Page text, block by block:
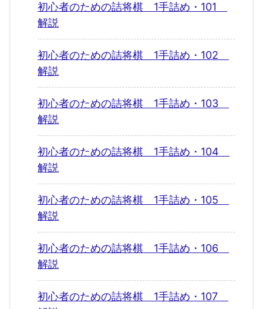
初心者のための詰将棋 1手詰め・101
解説
初心者のための詰将棋 1手詰め・102
解説
初心者のための詰将棋 1手詰め・103
解説
初心者のための詰将棋 1手詰め・104
解説
初心者のための詰将棋 1手詰め・105
解説
初心者のための詰将棋 1手詰め・106
解説
初心者のための詰将棋 1手詰め・107